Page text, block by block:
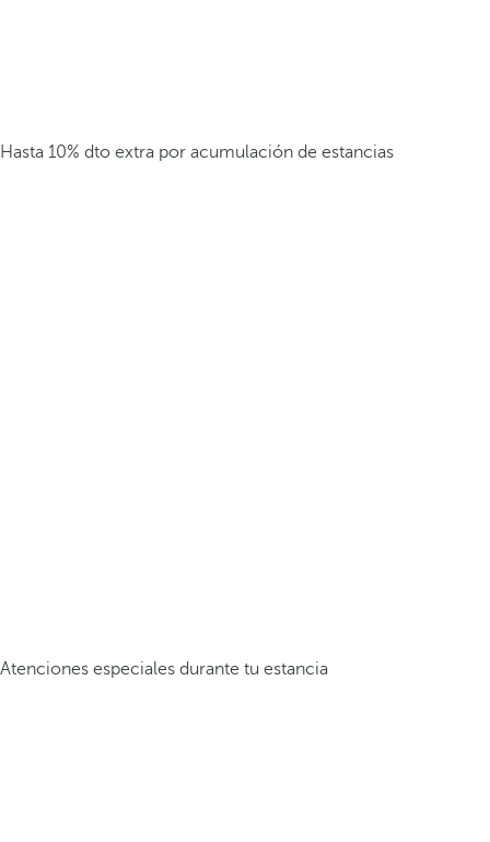
Hasta 10% dto extra por acumulación de estancias
Atenciones especiales durante tu estancia